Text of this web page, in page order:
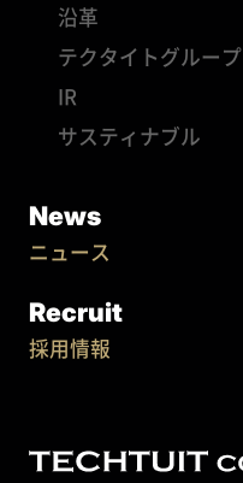
沿革
テクタイトグループ
IR
サスティナブル
News
ニュース
Recruit
採用情報